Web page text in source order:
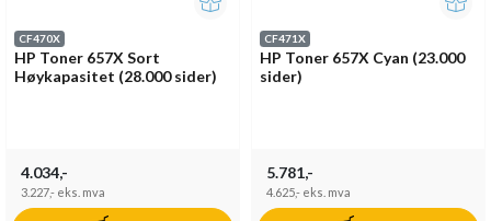
CF470X
HP Toner 657X Sort
Høykapasitet (28.000 sider)
4.034,-
3.227,- eks. mva
CF471X
HP Toner 657X Cyan (23.000
sider)
5.781,-
4.625,- eks. mva